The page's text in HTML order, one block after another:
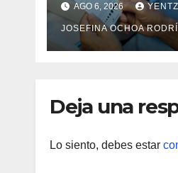
de cataratas en
AGO 6, 2026
JOSEFINA OCHOA
Deja una
Lo siento, debes estar